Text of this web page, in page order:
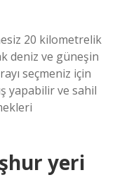
20 kilometrelik
deniz ve güneşin
seçmeniz için
yapabilir ve sahil
yeri